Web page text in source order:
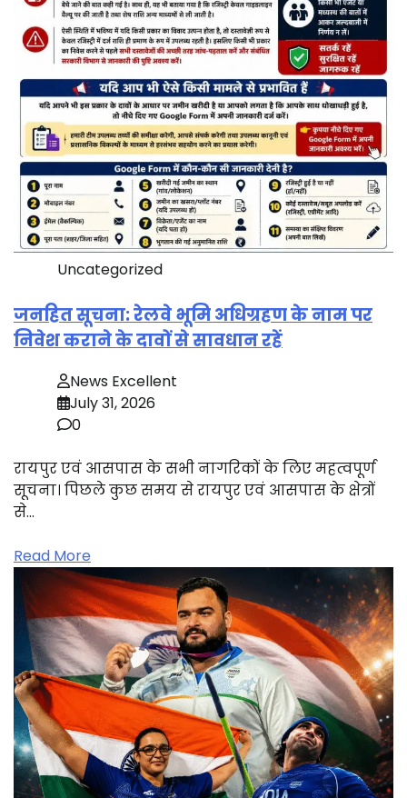
Uncategorized
जनहित सूचना: रेलवे भूमि अधिग्रहण के नाम पर
निवेश कराने के दावों से सावधान रहें
News Excellent
July 31, 2026
0
रायपुर एवं आसपास के सभी नागरिकों के लिए महत्वपूर्ण
सूचना। पिछले कुछ समय से रायपुर एवं आसपास के क्षेत्रों
से…
Read More